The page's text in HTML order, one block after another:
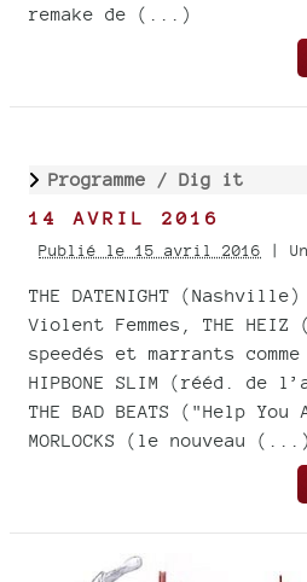
remake de (...)
Programme / Dig it
14 AVRIL 2016
Publié le 15 avril 2016 |
THE DATENIGHT
Violent Femmes, THE
speedés et marrants
HIPBONE SLIM (rééd. de
THE BAD BEATS ("Help
MORLOCKS (le nouveau (...)